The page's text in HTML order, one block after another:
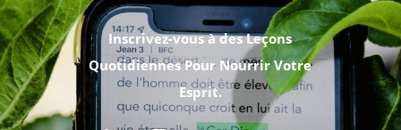
Inscrivez-vous à des Leçons
Quotidiennes Pour Nourrir Votre
Esprit.